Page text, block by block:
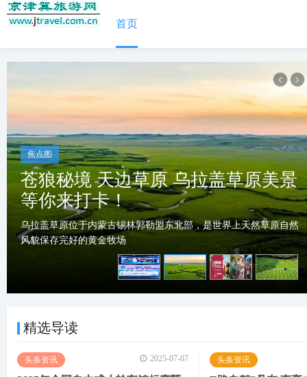
首页
焦点图
苍狼秘境 天边草原 乌拉盖草原美景
等你来打卡！
乌拉盖草原位于内蒙古锡林郭勒盟东北部，是世界上天然草原自然
风貌保存完好的黄金牧场
精选导读
头条资讯 2025-07-07 头条资讯